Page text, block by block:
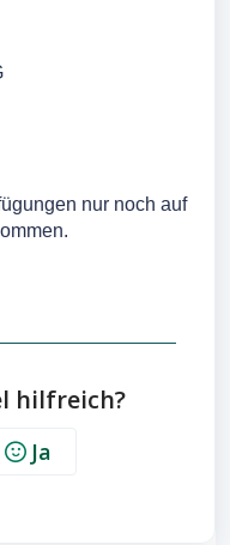
nur noch auf
hilfreich?
Ja